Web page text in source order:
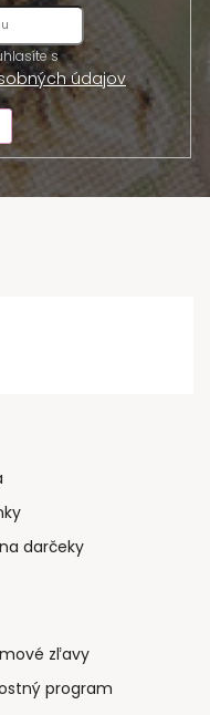
Vložením e-mailu súhlasíte s
údajov
darčeky
zľavy
program